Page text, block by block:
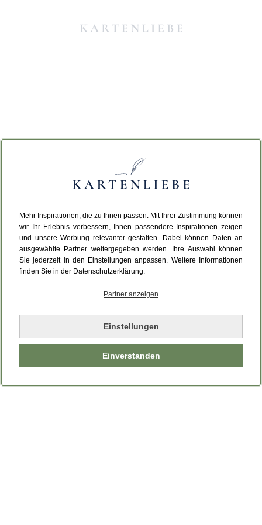
Mehr Inspirationen, die zu Ihnen passen. Mit Ihrer Zustimmung können
wir Ihr Erlebnis verbessern, Ihnen passendere Inspirationen zeigen
und unsere Werbung relevanter gestalten. Dabei können Daten an
ausgewählte Partner weitergegeben werden. Ihre Auswahl können
Sie jederzeit in den Einstellungen anpassen. Weitere Informationen
finden Sie in der Datenschutzerklärung.
Partner anzeigen
Einstellungen
Einverstanden
Da ist etwas schiefgelaufen.
Leider ist ein technischer Fehler aufgetreten.
Bitte laden Sie die Seite neu.